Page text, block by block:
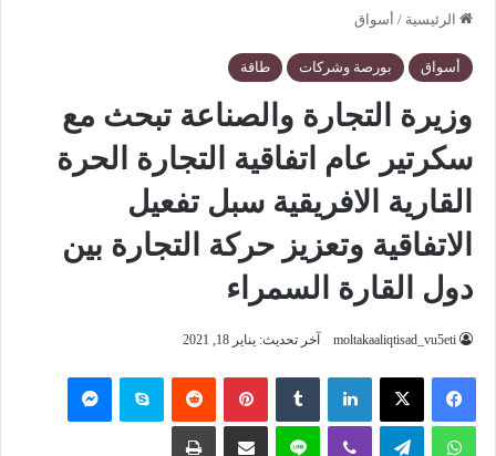
الرئيسية / أسواق
أسواق بورصة وشركات طاقة
وزيرة التجارة والصناعة تبحث مع
سكرتير عام اتفاقية التجارة الحرة
القارية الافريقية سبل تفعيل
الاتفاقية وتعزيز حركة التجارة بين
دول القارة السمراء
moltakaaliqtisad_vu5eti آخر تحديث: يناير 18, 2021
فيسبوك ‫X لينكدإن بينتيريست سكايب
واتساب تيلقرام لاين